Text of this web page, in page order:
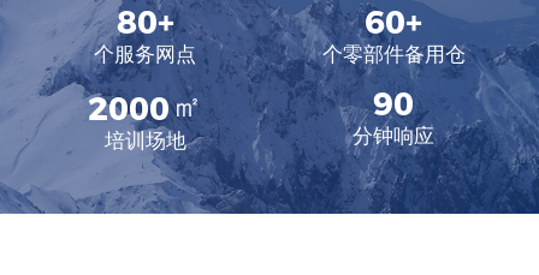
80+
个服务网点
60+
个零部件备用仓
2000㎡
培训场地
90
分钟响应